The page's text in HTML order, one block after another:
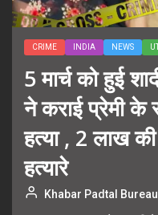
CRIME INDIA NEWS
5 मार्च को हुई
ने कराई प्रेमी के
हत्या , 2 लाख
हत्यारे
Khabar Padtal Bureau